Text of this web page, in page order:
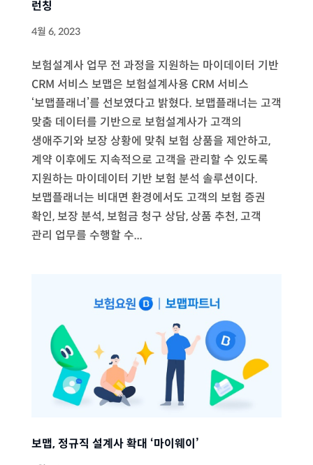
런칭
4월 6, 2023
보험설계사 업무 전 과정을 지원하는 마이데이터 기반
CRM 서비스 보맵은 보험설계사용 CRM 서비스
‘보맵플래너’를 선보였다고 밝혔다. 보맵플래너는 고객
맞춤 데이터를 기반으로 보험설계사가 고객의
생애주기와 보장 상황에 맞춰 보험 상품을 제안하고,
계약 이후에도 지속적으로 고객을 관리할 수 있도록
지원하는 마이데이터 기반 보험 분석 솔루션이다.
보맵플래너는 비대면 환경에서도 고객의 보험 증권
확인, 보장 분석, 보험금 청구 상담, 상품 추천, 고객
관리 업무를 수행할 수...
보맵, 정규직 설계사 확대 ‘마이웨이’